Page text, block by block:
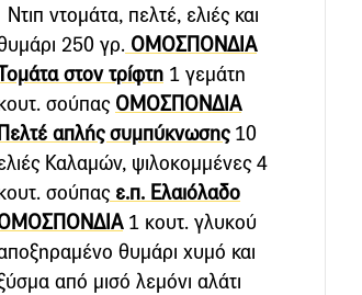
Ντιπ ντομάτα, πελτέ, ελιές και
250 γρ. ΟΜΟΣΠΟΝΔΙΑ
στον τρίφτη 1 γεμάτη
σούπας ΟΜΟΣΠΟΝΔΙΑ
απλής συμπύκνωσης10
Καλαμών, ψιλοκομμένες 4
σούπας ε.π. Ελαιόλαδο
1 κουτ. γλυκού
θυμάρι χυμό και
από μισό λεµόνι αλάτι